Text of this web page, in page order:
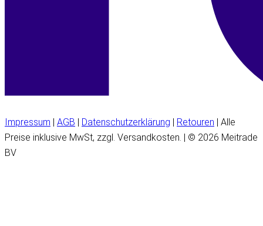
Impressum | AGB | Datenschutzerklärung | Retouren | Alle
Preise inklusive MwSt, zzgl. Versandkosten. | © 2026 Meitrade
BV